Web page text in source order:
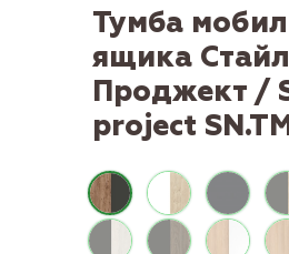
Тумба
ящика Стайл
Проджект /
project